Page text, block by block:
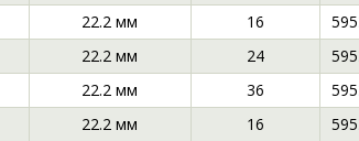
22.2 мм 16
22.2 мм 24
22.2 мм 36
22.2 мм 16